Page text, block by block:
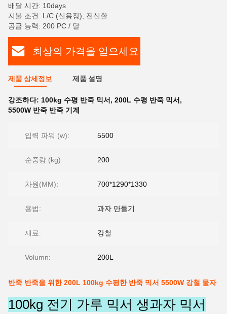
배달 시간: 10days
지불 조건: L/C (신용장), 전신환
공급 능력: 200 PC / 달
최상의 가격을 얻으세요
제품 상세정보 제품 설명
강조하다: 100kg 수평 반죽 믹서 , 200L 수평 반죽 믹서 ,
5500W 반죽 반죽 기계
입력 파워 (w): 5500
순중량 (kg): 200
차원(MM): 700*1290*1330
용법: 과자 만들기
재료: 강철
Volumn: 200L
반죽 반죽을 위한 200L 100kg 수평한 반죽 믹서 5500W 강철 물자
100kg 전기 가루 믹서 생과자 믹서